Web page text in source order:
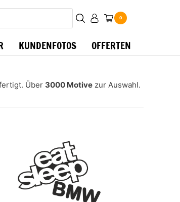
0
KUNDENFOTOS OFFERTEN
Über 3000 Motivezur Auswahl.